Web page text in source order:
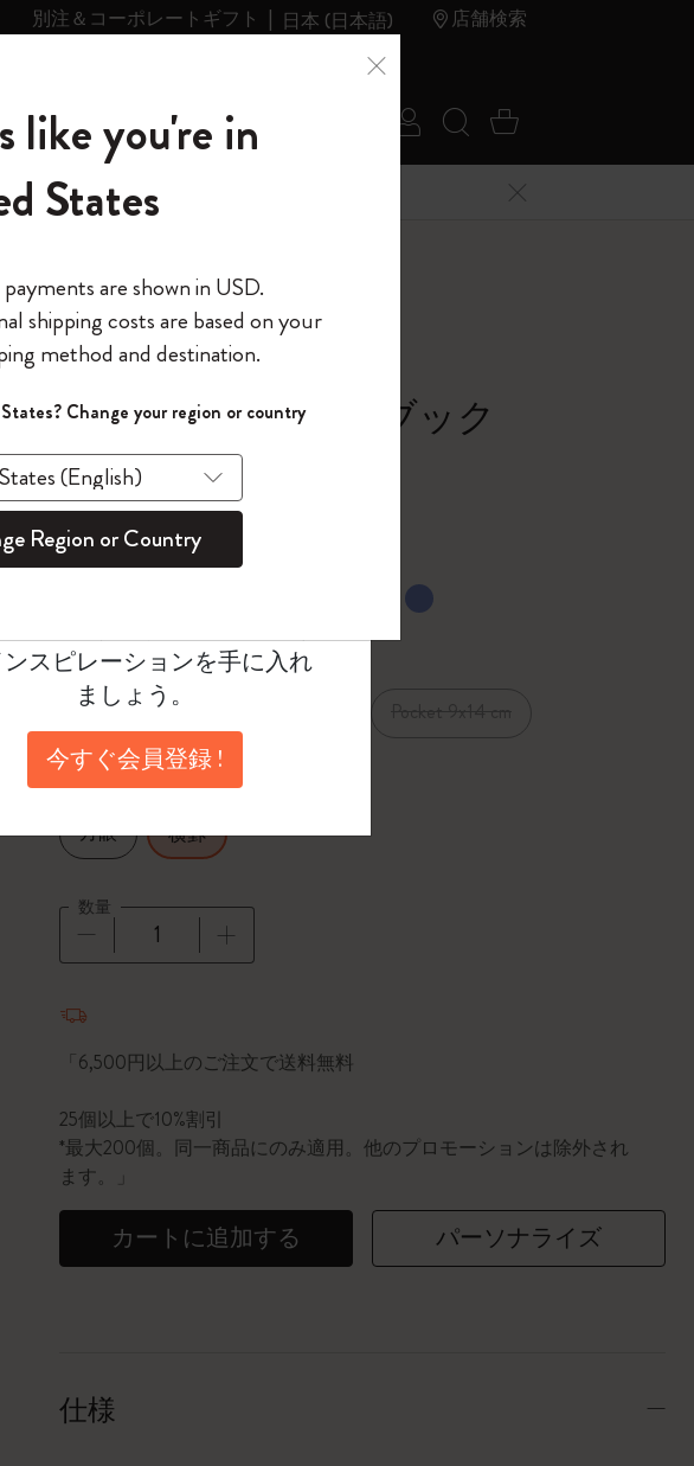
別注＆コーポレートギフト 日本 (日本語) 店舗検索
レ
ク
ク
の世界
サブカテゴリ
ール
ログイン
ンの世界へようこそ
アドレス
ード
バイスで情報を保存する
ログイン
検索 (キーワード
カート 0 アイ
料 メニューを閉じる
クラシック ノートブック
ソフトカバー, マートルグリーン
¥ 4,620
Select a color
Select a size
Large 13x21 cm
Select a layout
方眼 横罫
数量
「6,500円以上のご注文で送料無料
25個以上で10%割引
*最大200個。同一商品にのみ適用。他のプロモーションは除外され
ます。」
カートに追加する パーソナライズ
仕様
スキンの世界へようこそ
ぐ会員登録して、コード
」を入力すると、初
が10%オフ＋送料無料になり
セール・アウトレット品は
適用外。
スピレーションを手に入れ
ましょう。
今すぐ会員登録 !
like you're in
States
are shown in USD.
shipping costs are based on your
method and destination.
Change your region or country
Region or Country